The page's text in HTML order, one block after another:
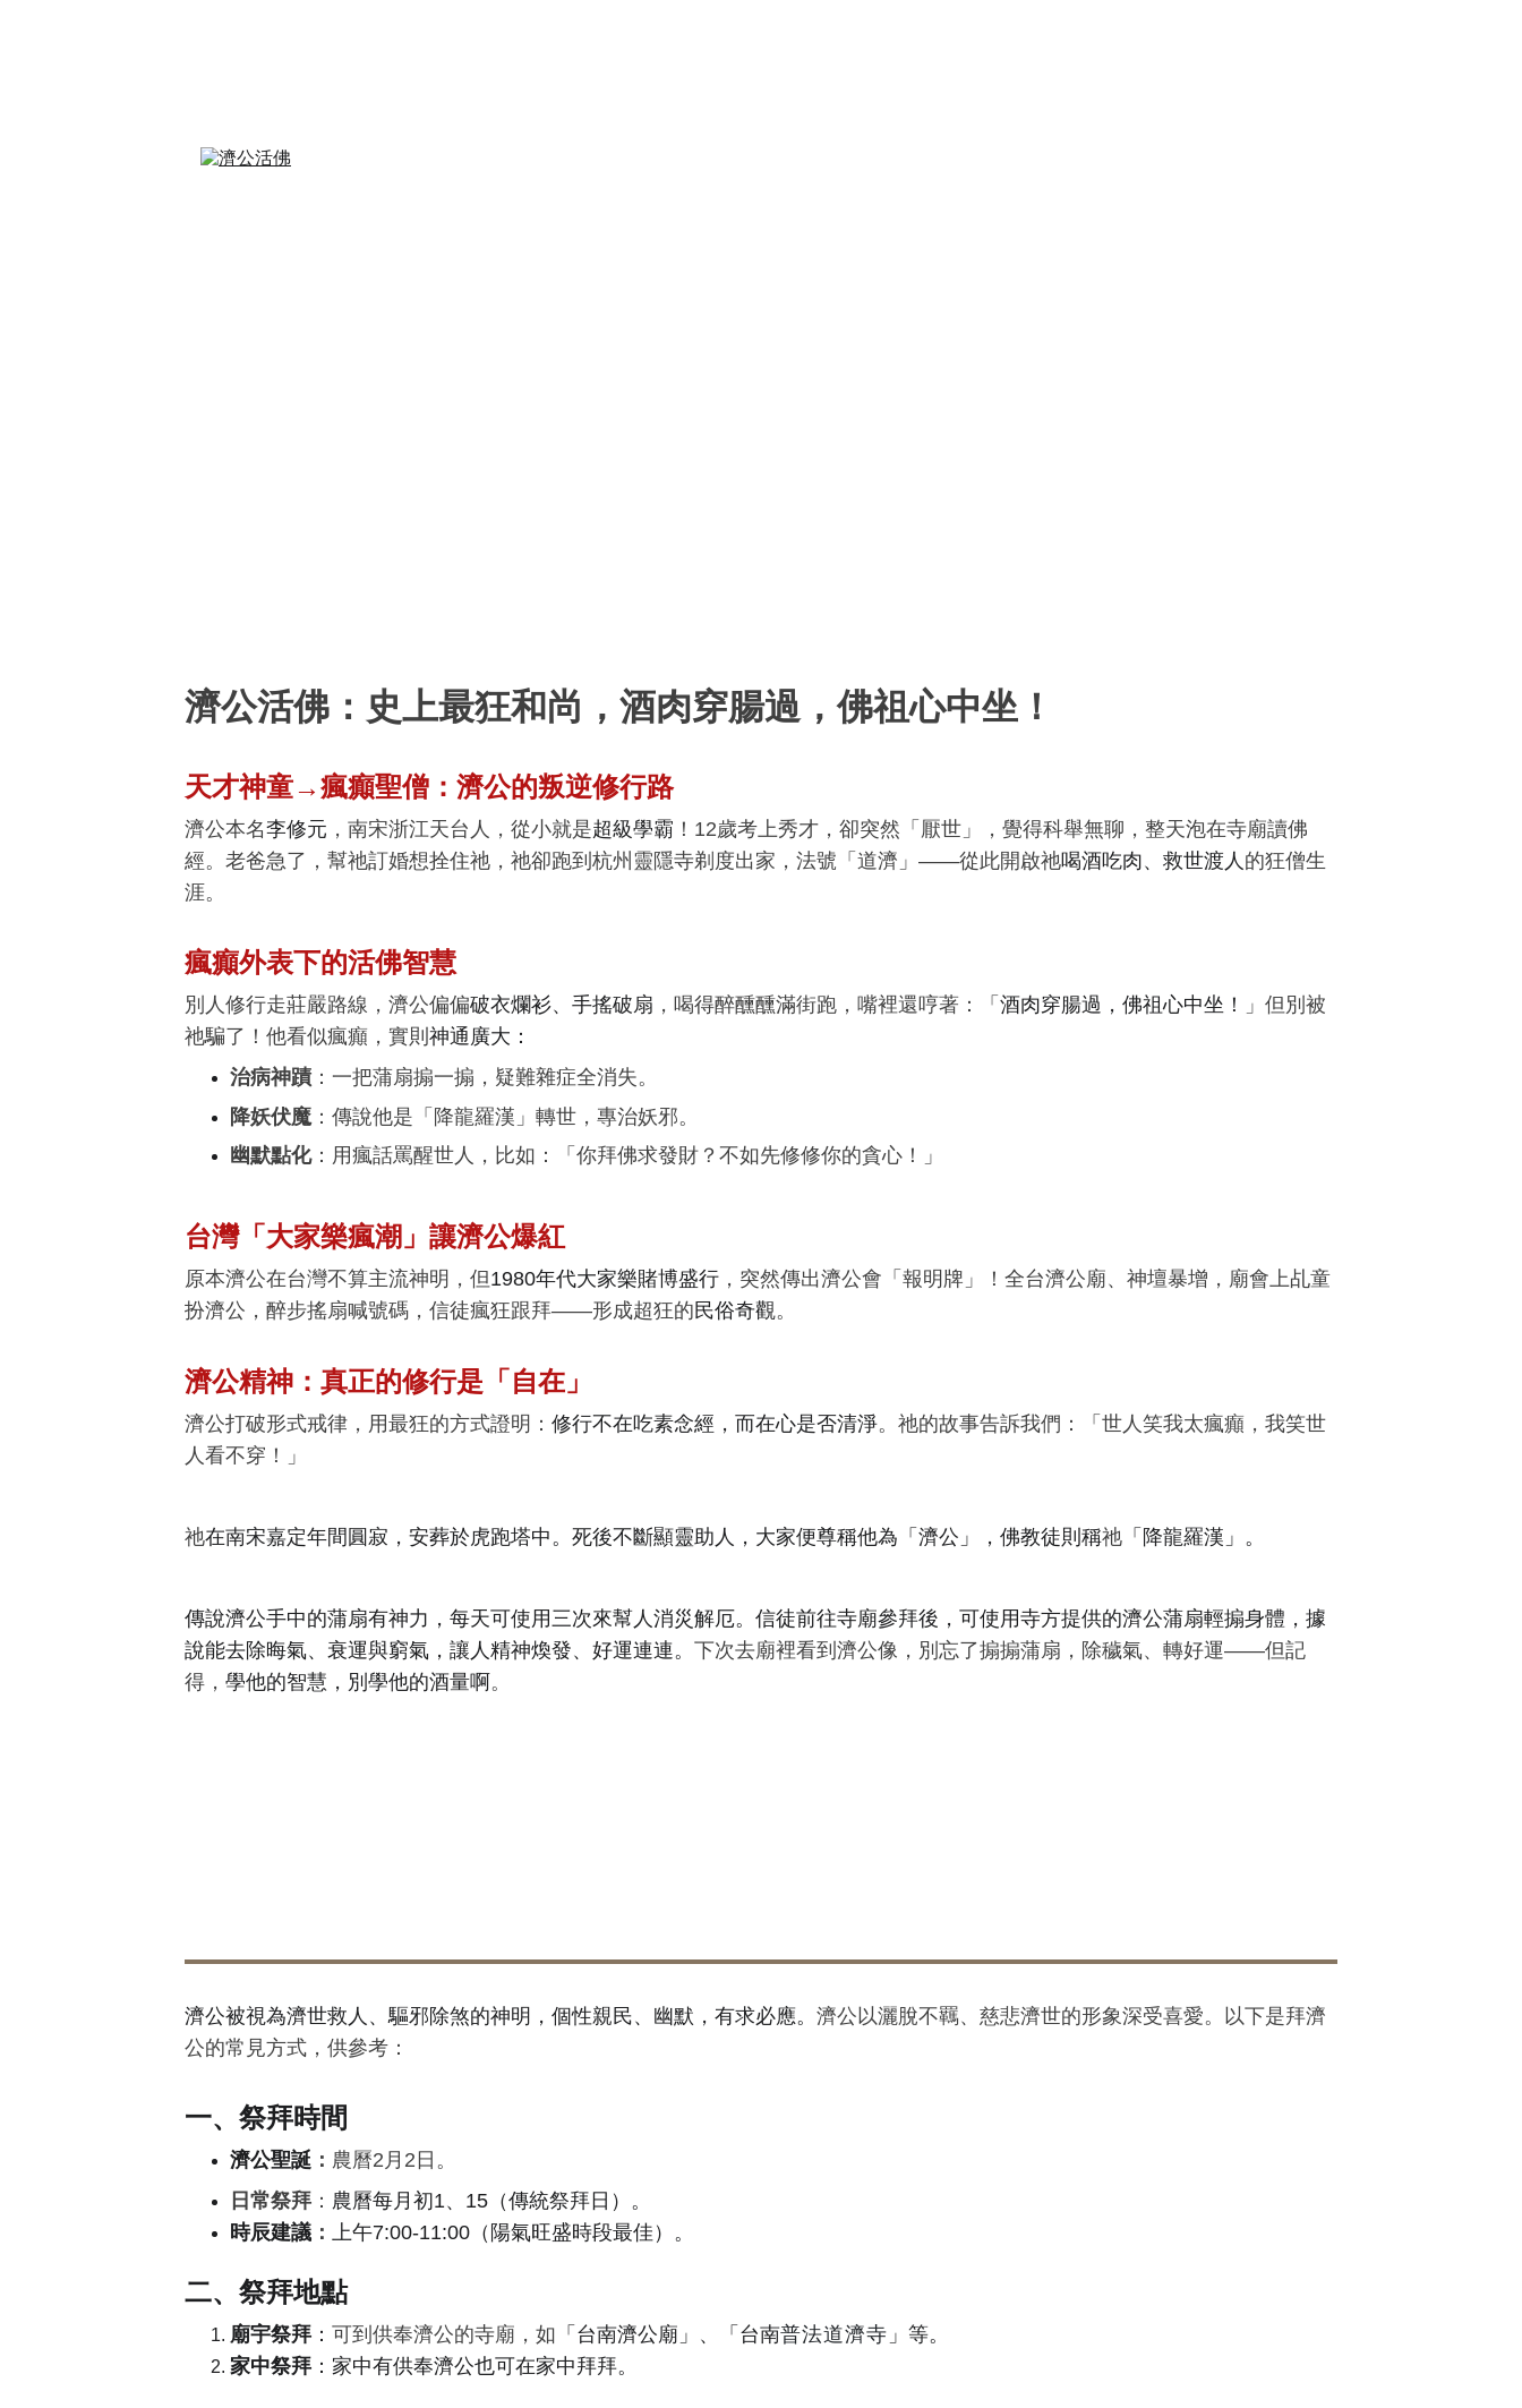
濟公活佛：史上最狂和尚，酒肉穿腸過，佛祖心中坐！
天才神童→瘋癲聖僧：濟公的叛逆修行路
濟公本名李修元 ，南宋浙江天台人，從小就是超級學霸 ！12歲考上秀才，卻突然「厭世」，覺得科舉無聊，整天泡在寺廟讀佛
經。老爸急了，幫祂訂婚想拴住祂，祂卻跑到杭州靈隱寺剃度出家，法號「道濟」——從此開啟祂喝酒吃肉、救世渡人 的狂僧生
涯。
瘋癲外表下的活佛智慧
別人修行走莊嚴路線，濟公偏偏破衣爛衫、手搖破扇 ，喝得醉醺醺滿街跑，嘴裡還哼著：「酒肉穿腸過，佛祖心中坐！ 」但別被
祂騙了！他看似瘋癲，實則神通廣大 ：
治病神蹟：一把蒲扇搧一搧，疑難雜症全消失。
降妖伏魔 ：傳說他是「降龍羅漢」轉世，專治妖邪。
幽默點化：用瘋話罵醒世人，比如：「你拜佛求發財？不如先修修你的貪心！」
台灣「大家樂瘋潮」讓濟公爆紅
原本濟公在台灣不算主流神明，但1980年代大家樂賭博盛行 ，突然傳出濟公會「報明牌」！全台濟公廟、神壇暴增，廟會上乩童
扮濟公，醉步搖扇喊號碼，信徒瘋狂跟拜——形成超狂的民俗奇觀。
濟公精神：真正的修行是「自在」
濟公打破形式戒律，用最狂的方式證明：修行不在吃素念經，而在心是否清淨。祂的故事告訴我們：
「世人笑我太瘋癲，我笑世
人看不穿！」
祂在南宋嘉定年間圓寂，安葬於虎跑塔中。死後不斷顯靈助人，大家便尊稱他為「濟公」，佛教徒則稱祂 「降龍羅漢」。
傳說濟公手中的蒲扇有神力，每天可使用三次來幫人消災解厄。信徒前往寺廟參拜後，可使用寺方提供的濟公蒲扇輕搧身體，據
說能去除晦氣、衰運與窮氣，讓人精神煥發、好運連連。下次去廟裡看到濟公像，別忘了搧搧蒲扇，除穢氣、轉好運——但記
得，學他的智慧，別學他的酒量啊。
濟公被視為濟世救人、驅邪除煞的神明，個性親民、幽默，有求必應。濟公以灑脫不羈、慈悲濟世的形象深受喜愛。以下是拜濟
公的常見方式，供參考：
一、祭拜時間
濟公聖誕 ： 農曆2月2日 。
日常祭拜 ： 農曆每月初1、15 （傳統祭拜日）。
時辰建議 ：上午7:00-11:00（陽氣旺盛時段最佳）。
二、祭拜地點
廟宇祭拜 ：可到供奉濟公的寺廟，如 「台南濟公廟」、「台南普法道濟寺 」等。
家中祭拜 ：家中有供奉濟公也可在家中拜拜。